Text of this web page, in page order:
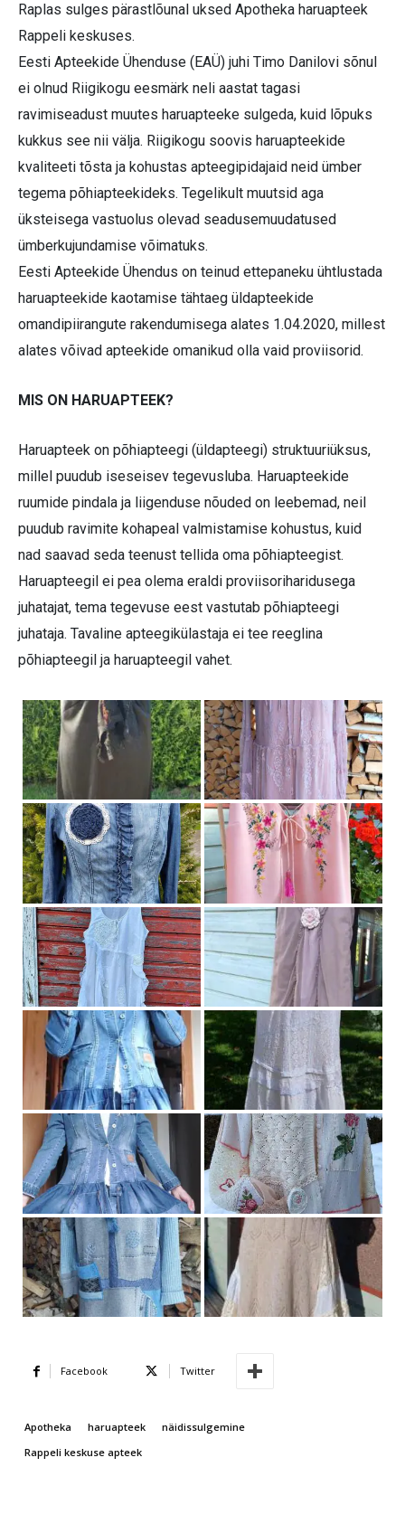
Raplas sulges pärastlõunal uksed Apotheka haruapteek
Rappeli keskuses.
Eesti Apteekide Ühenduse (EAÜ) juhi Timo Danilovi sõnul
ei olnud Riigikogu eesmärk neli aastat tagasi
ravimiseadust muutes haruapteeke sulgeda, kuid lõpuks
kukkus see nii välja. Riigikogu soovis haruapteekide
kvaliteeti tõsta ja kohustas apteegipidajaid neid ümber
tegema põhiapteekideks. Tegelikult muutsid aga
üksteisega vastuolus olevad seadusemuudatused
ümberkujundamise võimatuks.
Eesti Apteekide Ühendus on teinud ettepaneku ühtlustada
haruapteekide kaotamise tähtaeg üldapteekide
omandipiirangute rakendumisega alates 1.04.2020, millest
alates võivad apteekide omanikud olla vaid proviisorid.
MIS ON HARUAPTEEK?
Haruapteek on põhiapteegi (üldapteegi) struktuuriüksus,
millel puudub iseseisev tegevusluba. Haruapteekide
ruumide pindala ja liigenduse nõuded on leebemad, neil
puudub ravimite kohapeal valmistamise kohustus, kuid
nad saavad seda teenust tellida oma põhiapteegist.
Haruapteegil ei pea olema eraldi proviisoriharidusega
juhatajat, tema tegevuse eest vastutab põhiapteegi
juhataja. Tavaline apteegikülastaja ei tee reeglina
põhiapteegil ja haruapteegil vahet.
Facebook Twitter
Apotheka haruapteek
näidissulgemine
Rappeli keskuse apteek